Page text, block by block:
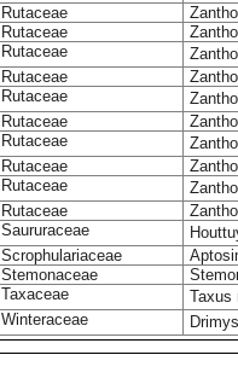
Rutaceae
Rutaceae
Rutaceae
Rutaceae
Rutaceae
Rutaceae
Rutaceae
Rutaceae
Rutaceae
Rutaceae
Saururaceae
Scrophulariaceae
Stemonaceae
Taxaceae
Winteraceae